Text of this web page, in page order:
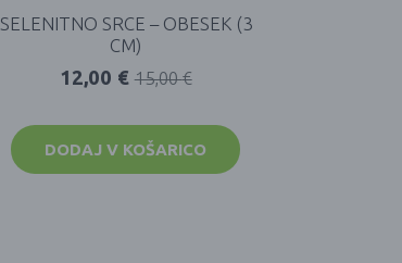
SELENITNO SRCE – OBESEK (3
CM)
15,00€
12,00 €
DODAJ V KOŠARICO